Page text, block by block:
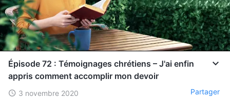
Épisode 72 : Témoignages chrétiens – J'ai enfin
appris comment accomplir mon devoir
3 novembre 2020 Partager